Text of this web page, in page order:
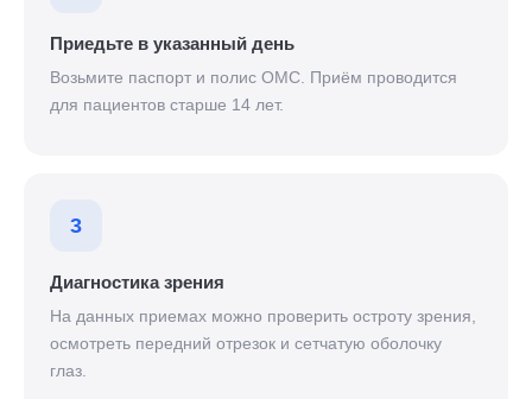
Приедьте в указанный день
Возьмите паспорт и полис ОМС. Приём проводится
для пациентов старше 14 лет.
3
Диагностика зрения
На данных приемах можно проверить остроту зрения,
осмотреть передний отрезок и сетчатую оболочку
глаз.